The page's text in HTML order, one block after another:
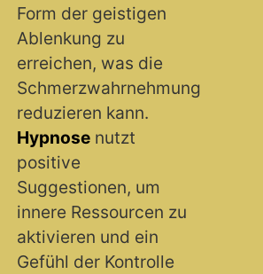
Form der geistigen
Ablenkung zu
erreichen, was die
Schmerzwahrnehmung
reduzieren kann.
Hypnose nutzt
positive
Suggestionen, um
innere Ressourcen zu
aktivieren und ein
Gefühl der Kontrolle